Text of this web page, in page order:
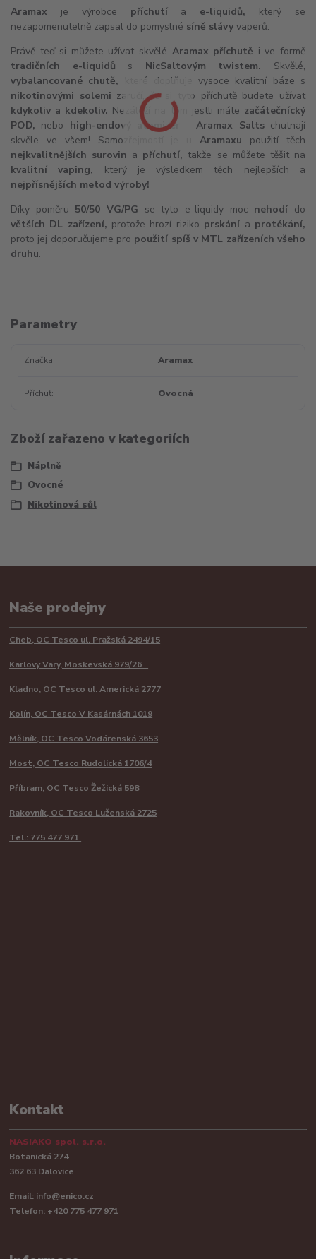
Aramax je výrobce příchutía e-liquidů, který se
nezapomenutelně zapsal do pomyslné síně slávy vaperů.
Právě teď si můžete užívat skvělé Aramax příchutě i ve formě
tradičních e-liquidů s NicSaltovým twistem. Skvělé,
vybalancované chutě, které doplňuje vysoce kvalitní báze s
nikotinovými solemi zaručí, že si tyto příchutě budete užívat
kdykoliv a kdekoliv. Nezáleží na tom jestli máte začátečnícký
POD, nebo high-endový atomizér -Aramax Saltschutnají
skvěle ve všem! Samozřejmostí je uAramaxu použití těch
nejkvalitnějších surovin a příchutí, takže se můžete těšit na
kvalitní vaping, který je výsledkem těch nejlepších a
nejpřísnějších metod výroby!
Díky poměru 50/50 VG/PG se tyto e-liquidy moc nehodí do
větších DL zařízení, protože hrozí riziko prskání a protékání,
proto jej doporučujeme pro použití spíš v MTL zařízeních všeho
druhu.
Parametry
Značka Aramax
Příchuť Ovocná
Zboží zařazeno v kategoriích
Náplně
Ovocné
Nikotinová sůl
Naše prodejny
Cheb, OC Tesco ul. Pražská 2494/15
Karlovy Vary, Moskevská 979/26
Kladno, OC Tesco ul. Americká 2777
Kolín, OC Tesco V Kasárnách 1019
Mělník, OC Tesco Vodárenská 3653
Most, OC Tesco Rudolická 1706/4
Příbram, OC Tesco Žežická 598
Rakovník, OC Tesco Luženská 2725
Tel.: 775 477 971
Kontakt
NASIAKO spol. s.r.o.
Botanická 274
362 63 Dalovice
Email: info@enico.cz
Telefon: +420 775 477 971